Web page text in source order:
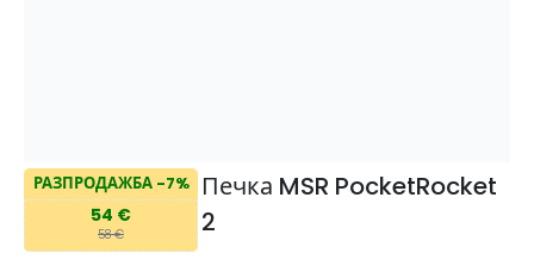
РАЗПРОДАЖБА -7%
54 €
58 €
Печка MSR PocketRocket
2